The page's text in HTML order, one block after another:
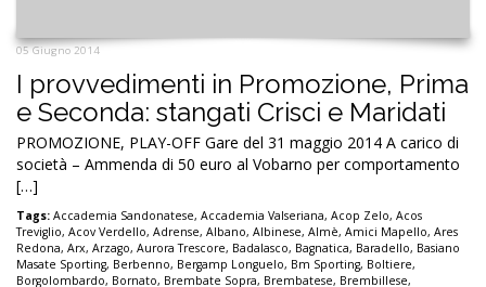
05 Giugno 2014
I provvedimenti in Promozione, Prima
e Seconda: stangati Crisci e Maridati
PROMOZIONE, PLAY-OFF Gare del 31 maggio 2014 A carico di
società – Ammenda di 50 euro al Vobarno per comportamento
[…]
Tags: Accademia Sandonatese, Accademia Valseriana, Acop Zelo, Acos
Treviglio, Acov Verdello, Adrense, Albano, Albinese, Almè, Amici Mapello, Ares
Redona, Arx, Arzago, Aurora Trescore, Badalasco, Bagnatica, Baradello, Basiano
Masate Sporting, Berbenno, Bergamp Longuelo, Bm Sporting, Boltiere,
Borgolombardo, Bornato, Brembate Sopra, Brembatese, Brembillese,